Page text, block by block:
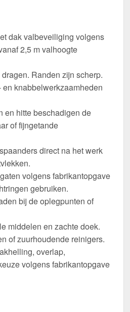
dak valbeveiliging volgens
2,5 m valhoogte
Randen zijn scherp.
en knabbelwerkzaamheden
en hitte beschadigen de
of fijngetande
direct na het werk
volgens fabrikantopgave
gebruiken.
bij de oplegpunten of
middelen en zachte doek.
of zuurhoudende reinigers.
overlap,
volgens fabrikantopgave